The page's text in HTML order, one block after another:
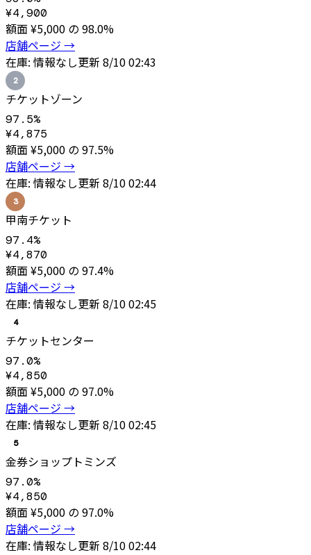
¥4,900
額面 ¥5,000 の 98.0%
店舗ページ →
在庫: 情報なし更新 8/10 02:43
2
チケットゾーン
97.5%
¥4,875
額面 ¥5,000 の 97.5%
店舗ページ →
在庫: 情報なし更新 8/10 02:44
3
甲南チケット
97.4%
¥4,870
額面 ¥5,000 の 97.4%
店舗ページ →
在庫: 情報なし更新 8/10 02:45
4
チケットセンター
97.0%
¥4,850
額面 ¥5,000 の 97.0%
店舗ページ →
在庫: 情報なし更新 8/10 02:45
5
金券ショップトミンズ
97.0%
¥4,850
額面 ¥5,000 の 97.0%
店舗ページ →
在庫: 情報なし更新 8/10 02:44